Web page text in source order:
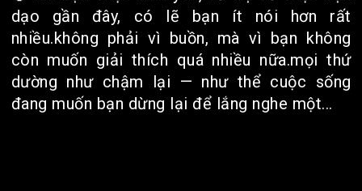
dạo gần đây, có lẽ bạn ít nói hơn rất
nhiều.không phải vì buồn, mà vì bạn không
còn muốn giải thích quá nhiều nữa.mọi thứ
dường như chậm lại — như thể cuộc sống
đang muốn bạn dừng lại để lắng nghe một...